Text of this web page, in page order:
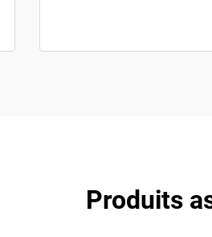
Produits